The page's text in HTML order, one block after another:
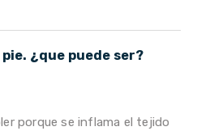
¿que puede ser?
porque se inflama el tejido